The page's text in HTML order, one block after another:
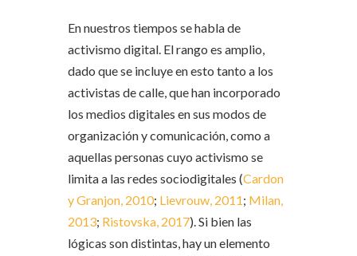
En nuestros tiempos se habla de
activismo digital. El rango es amplio,
dado que se incluye en esto tanto a los
activistas de calle, que han incorporado
los medios digitales en sus modos de
organización y comunicación, como a
aquellas personas cuyo activismo se
limita a las redes sociodigitales (Cardon
y Granjon, 2010; Lievrouw, 2011; Milan,
2013; Ristovska, 2017). Si bien las
lógicas son distintas, hay un elemento